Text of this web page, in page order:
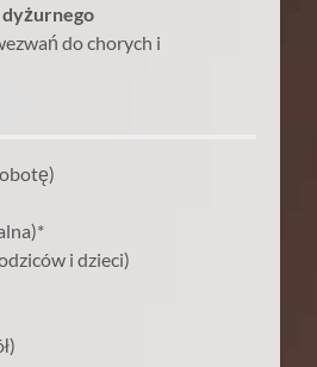
do chorych i
i dzieci)